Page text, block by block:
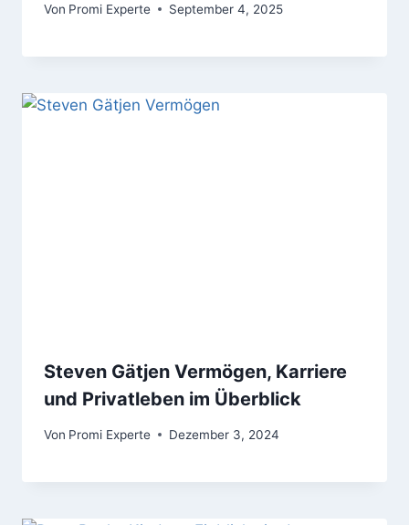
Von Promi Experte September 4, 2025
Steven Gätjen Vermögen, Karriere
und Privatleben im Überblick
Von Promi Experte Dezember 3, 2024